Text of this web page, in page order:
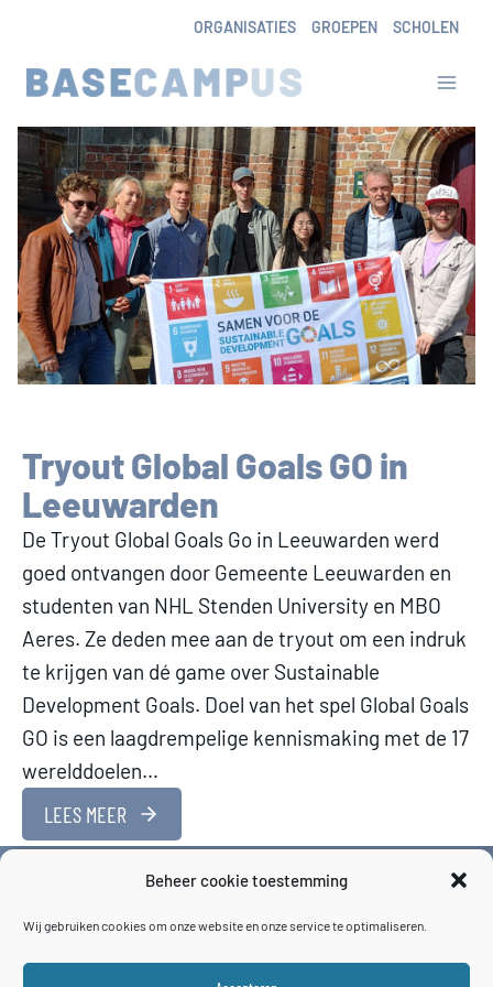
Beheer cookie toestemming
Wij gebruiken cookies om onze website en onze service te optimaliseren.
content
ORGANISATIES GROEPEN SCHOLEN
Tryout Global Goals GO in
Leeuwarden
De Tryout Global Goals Go in Leeuwarden werd
goed ontvangen door Gemeente Leeuwarden en
studenten van NHL Stenden University en MBO
Aeres. Ze deden mee aan de tryout om een indruk
te krijgen van dé game over Sustainable
Development Goals. Doel van het spel Global Goals
GO is een laagdrempelige kennismaking met de 17
werelddoelen…
LEES MEER